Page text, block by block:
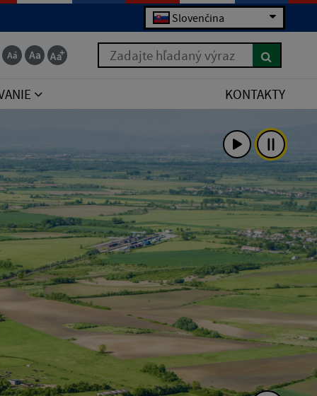
Slovenčina
Zadajte hľadaný výraz
KONTAKTY